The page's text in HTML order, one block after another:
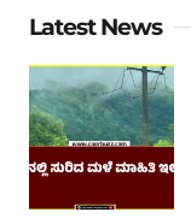
Latest News